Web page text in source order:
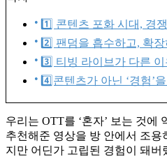
1️⃣ 콘텐츠 포화 시대, 경
2️⃣ 팬덤을 흡수하고, 확
3️⃣ 티빙 라이브가 다른 이
4️⃣콘텐츠가 아닌 ‘경험’
우리는 OTT를 ‘혼자’ 보는 것에
추천해준 영상을 방 안에서 조
지만 어딘가 고립된 경험이 돼버